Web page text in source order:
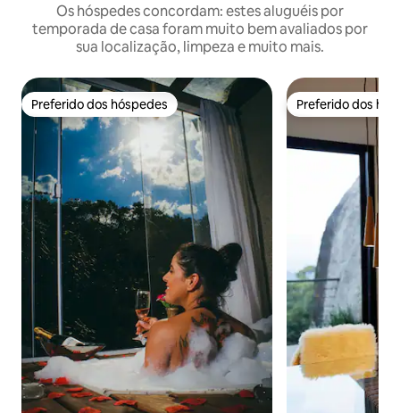
Os hóspedes concordam: estes aluguéis por
temporada de casa foram muito bem avaliados por
sua localização, limpeza e muito mais.
Preferido dos hóspedes
Preferido dos hóspedes Preferido dos
Preferido dos